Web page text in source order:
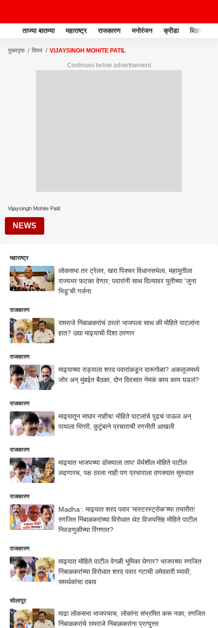
ताज्या बातम्या महाराष्ट्र राजकारण मनोरंजन क्रीडा बिझनेस
मुख्यपृष्ठ विषय VIJAYSINGH MOHITE PATIL
Continues below advertisement
Vijaysingh Mohite Patil
NEWS
महाराष्ट्र
लोकसभा तर ट्रेलर, खरा पिक्चर विधानसभेला, महायुतीला
राज्यभर फटका देणार; पवारांनी साथ दिल्यावर युतीच्या 'जुना
भिडू'ची गर्जना
राजकारण
रामराजे निंबाळकरांचं ठरलं! भाजपला साथ की मोहिते पाटलांना
हात? उद्या माढ्याची दिशा ठरणार
राजकारण
माढ्याच्या राड्याला शरद पवारांकडून दारूगोळा? अकलूजमध्ये
जोर अन् मुंबईत बैठका, दोन दिवसात नेमकं काय काय घडलं?
राजकारण
माढ्यातून माघार नाहीच! मोहिते पाटलांचे पुढचं पाऊल अन्
पायाला भिंगरी, कुटुंबाने प्रचाराची रणनीती आखली
राजकारण
माढ्यात भाजपच्या डोक्याला ताप! धैर्यशील मोहिते पाटील
लढणारच, पक्ष ठरला नाही पण प्रचाराला दणक्यात सुरुवात
राजकारण
Madha : माढ्यात शरद पवार 'मास्टरस्ट्रोक'च्या तयारीत!
रणजित निंबाळकरांच्या विरोधात थेट विजयसिंह मोहिते पाटील
निवडणुकीच्या रिंगणात?
राजकारण
माढ्यात मोहिते पाटील वेगळी भूमिका घेणार? भाजपच्या रणजित
निंबाळकरांच्या विरोधात शरद पवार गटाची उमेदवारी घ्यावी;
समर्थकांचा दबाव
सोलापूर
माढा लोकसभा भाजपचाच, लोकांना संभ्रमित करू नका; रणजित
निंबाळकरांचे रामराजे निंबाळकरांना प्रत्युत्तर